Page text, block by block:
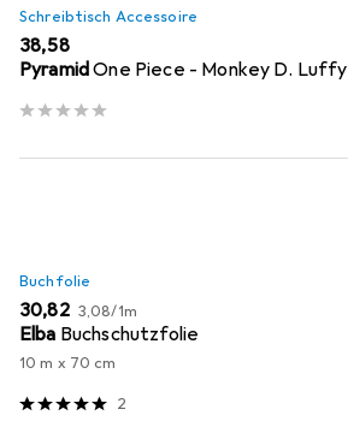
Schreibtisch Accessoire
EUR
38,58
PyramidOne Piece - Monkey D. Luffy
Buchfolie
EUR
30,82 EUR
3,08/1m
Elba Buchschutzfolie
10 m x 70 cm
2